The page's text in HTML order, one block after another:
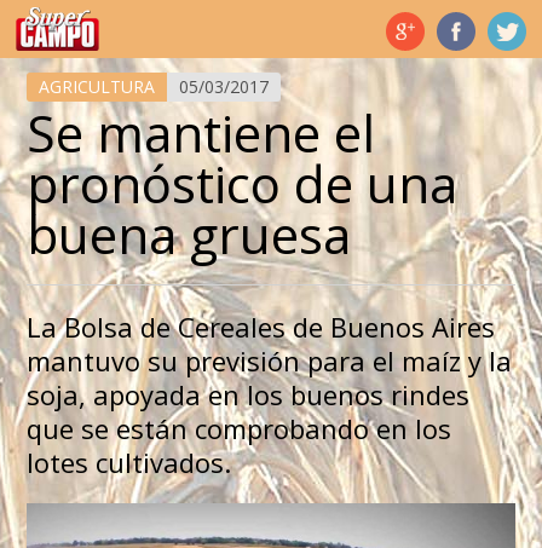
Temas de hoy
AGRICULTURA 05/03/2017
Se mantiene el
pronóstico de una
buena gruesa
La Bolsa de Cereales de Buenos Aires
mantuvo su previsión para el maíz y la
soja, apoyada en los buenos rindes
que se están comprobando en los
lotes cultivados.